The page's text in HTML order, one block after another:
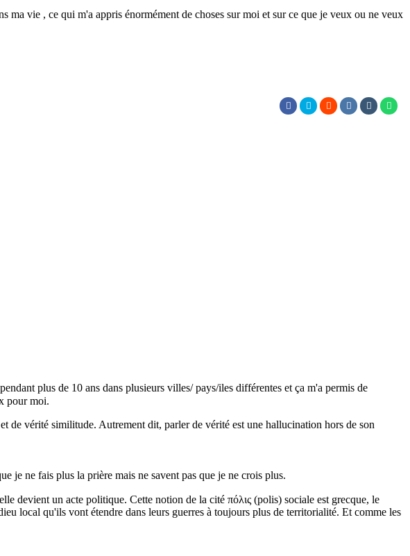
ma vie , ce qui m'a appris énormément de choses sur moi et sur ce que je veux ou ne veux
plus de 10 ans dans plusieurs villes/ pays/iles différentes et ça m'a permis de
pour moi.
de vérité similitude. Autrement dit, parler de vérité est une hallucination hors de son
je ne fais plus la prière mais ne savent pas que je ne crois plus.
devient un acte politique. Cette notion de la cité πόλις (polis) sociale est grecque, le
local qu'ils vont étendre dans leurs guerres à toujours plus de territorialité. Et comme les